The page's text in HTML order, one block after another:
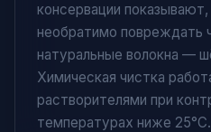
консервации
необратимо повреждать
натуральные волокна —
Химическая чистка
растворителями при
температурах ниже 25°C.